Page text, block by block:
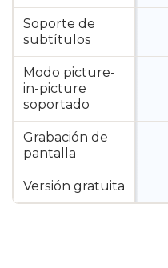
Soporte de
subtítulos
Modo picture-
in-picture
soportado
Grabación de
pantalla
Versión gratuita